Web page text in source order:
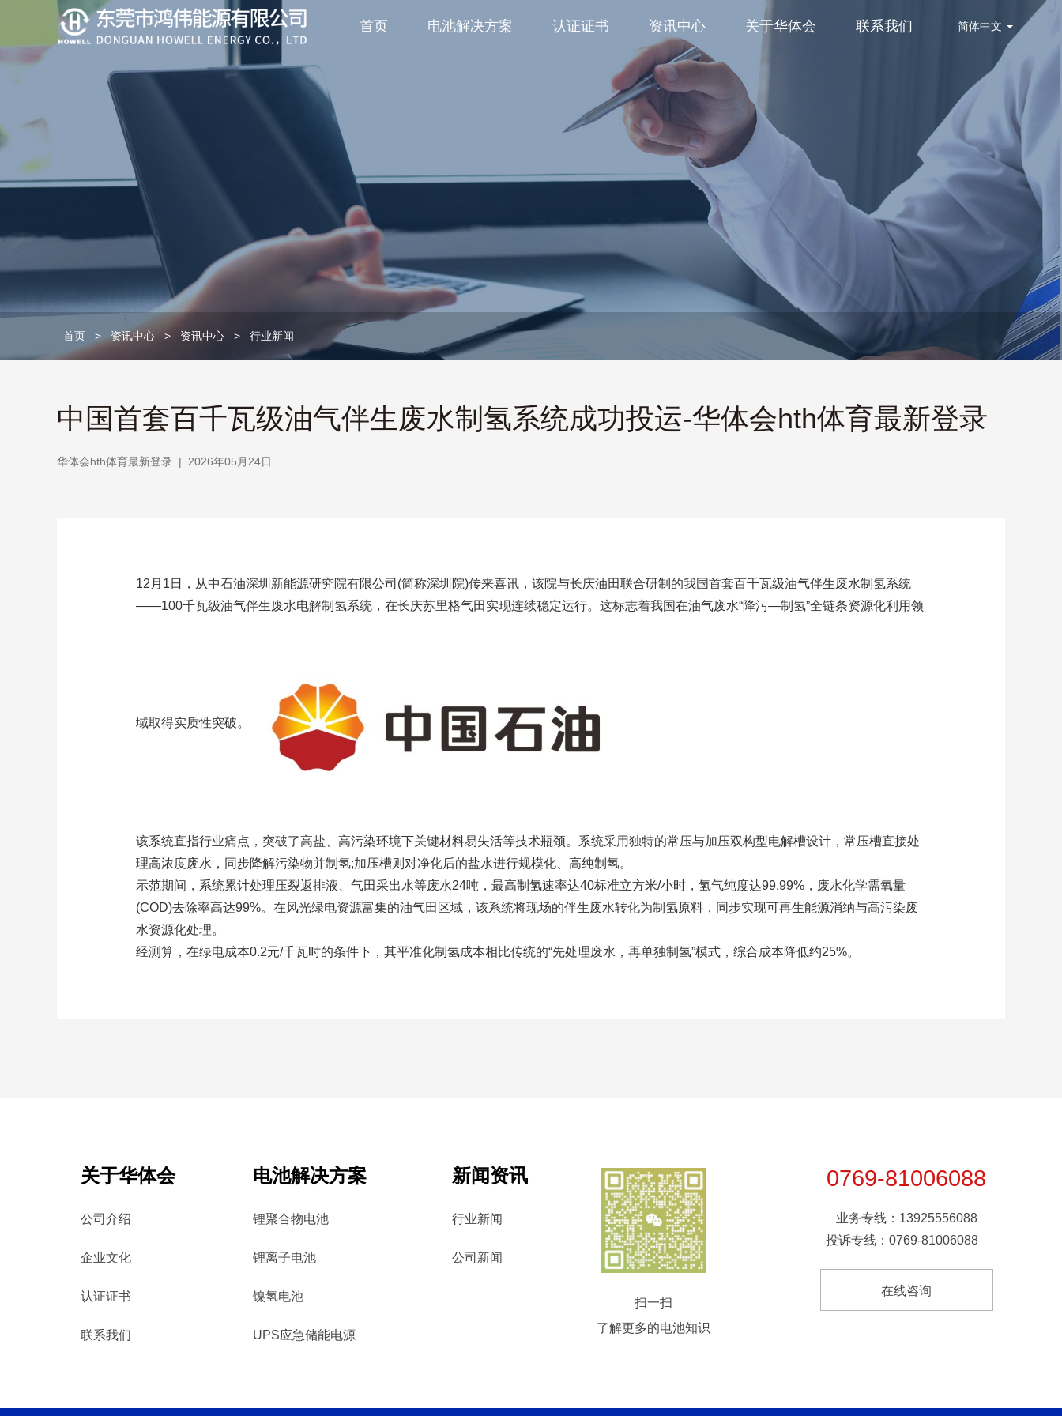
首页 电池解决方案 认证证书 资讯中心 关于华体会 联系我们 简体中文
首页 > 资讯中心 > 资讯中心 > 行业新闻
中国首套百千瓦级油气伴生废水制氢系统成功投运-华体会hth体育最新登录
华体会hth体育最新登录 | 2026年05月24日
12月1日，从中石油深圳新能源研究院有限公司(简称深圳院)传来喜讯，该院与长庆油田联合研制的我国首套百千瓦级油气伴生废水制氢系统
——100千瓦级油气伴生废水电解制氢系统，在长庆苏里格气田实现连续稳定运行。这标志着我国在油气废水“降污—制氢”全链条资源化利用领
域取得实质性突破。
该系统直指行业痛点，突破了高盐、高污染环境下关键材料易失活等技术瓶颈。系统采用独特的常压与加压双构型电解槽设计，常压槽直接处
理高浓度废水，同步降解污染物并制氢;加压槽则对净化后的盐水进行规模化、高纯制氢。
示范期间，系统累计处理压裂返排液、气田采出水等废水24吨，最高制氢速率达40标准立方米/小时，氢气纯度达99.99%，废水化学需氧量
(COD)去除率高达99%。在风光绿电资源富集的油气田区域，该系统将现场的伴生废水转化为制氢原料，同步实现可再生能源消纳与高污染废
水资源化处理。
经测算，在绿电成本0.2元/千瓦时的条件下，其平准化制氢成本相比传统的“先处理废水，再单独制氢”模式，综合成本降低约25%。
关于华体会
公司介绍
企业文化
认证证书
联系我们
电池解决方案
锂聚合物电池
锂离子电池
镍氢电池
UPS应急储能电源
新闻资讯
行业新闻
公司新闻
扫一扫
了解更多的电池知识
0769-81006088
业务专线：13925556088
投诉专线：0769-81006088
在线咨询